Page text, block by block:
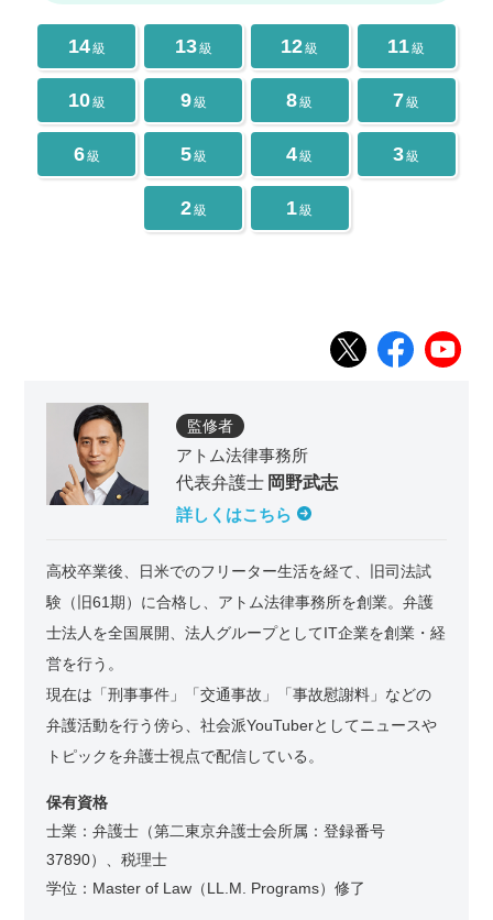
14級 13級 12級 11級
10級 9級 8級 7級
6級 5級 4級 3級
2級 1級
監修者
アトム法律事務所
代表弁護士 岡野武志
詳しくはこちら
高校卒業後、日米でのフリーター生活を経て、旧司法試
験（旧61期）に合格し、アトム法律事務所を創業。弁護
士法人を全国展開、法人グループとしてIT企業を創業・経
営を行う。
現在は「刑事事件」「交通事故」「事故慰謝料」などの
弁護活動を行う傍ら、社会派YouTuberとしてニュースや
トピックを弁護士視点で配信している。
保有資格
士業：弁護士（第二東京弁護士会所属：登録番号
37890）、税理士
学位：Master of Law（LL.M. Programs）修了